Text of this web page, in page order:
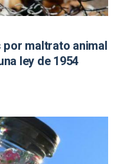
maltrato animal
ley de 1954